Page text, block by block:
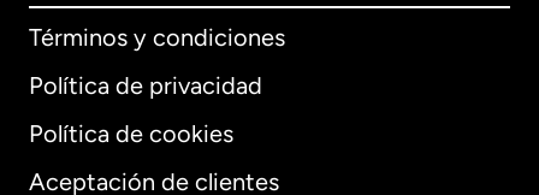
Términos y condiciones
Política de privacidad
Política de cookies
Aceptación de clientes